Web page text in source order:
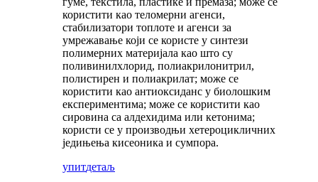
користити као теломерни агенси,
стабилизатори топлоте и агенси за
умрежавање који се користе у синтези
полимерних материјала као што су
поливинилхлорид, полиакрилонитрил,
полистирен и полиакрилат; може се
користити као антиоксиданс у биолошким
експериментима; може се користити као
сировина са алдехидима или кетонима;
користи се у производњи хетероцикличних
једињења кисеоника и сумпора.
упитдетаљ